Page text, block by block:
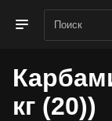
кг (20))